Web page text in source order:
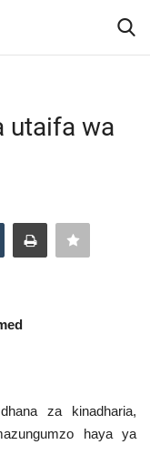
utaifa wa
za kinadharia,
haya ya